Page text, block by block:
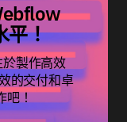
平！
製作高效
的交付和卓
吧！